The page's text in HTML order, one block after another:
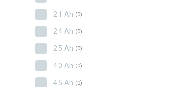
2.1 Ah (0)
2.4 Ah (0)
2.5 Ah (0)
4.0 Ah (0)
4.5 Ah (0)